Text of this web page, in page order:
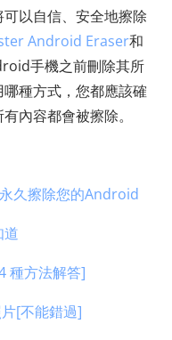
以自信、安全地擦除
Android Eraser和
手機之前刪除其所
種方式，您都應該確
內容都會被擦除。
久擦除您的Android
道
種方法解答]
[不能錯過]